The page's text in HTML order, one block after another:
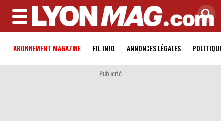
MENU
ABONNEMENT MAGAZINE FIL INFO ANNONCES LÉGALES
Publicité